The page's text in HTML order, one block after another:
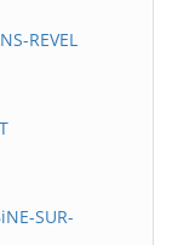
REVEL
SUR-